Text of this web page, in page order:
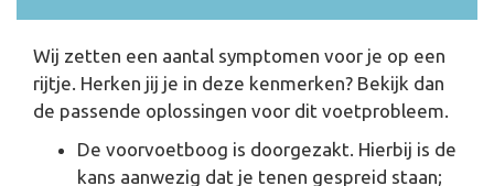
Wij zetten een aantal symptomen voor je op een
rijtje. Herken jij je in deze kenmerken? Bekijk dan
de passende oplossingen voor dit voetprobleem.
De voorvoetboog is doorgezakt. Hierbij is de
kans aanwezig dat je tenen gespreid staan;